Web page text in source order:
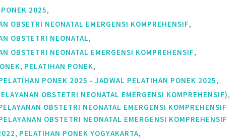
2025,
OBSETRI NEONATAL EMERGENSI KOMPREHENSIF,
OBSTETRI NEONATAL,
OBSTETRI NEONATAL EMERGENSI KOMPREHENSIF,
, PELATIHAN PONEK,
PONEK 2025 - JADWAL PELATIHAN PONEK 2025,
OBSTETRI NEONATAL EMERGENSI KOMPREHENSIF),
OBSTETRI NEONATAL EMERGENSI KOMPREHENSIF
OBSTETRI NEONATAL EMERGENSI KOMPREHENSIF
, PELATIHAN PONEK YOGYAKARTA,